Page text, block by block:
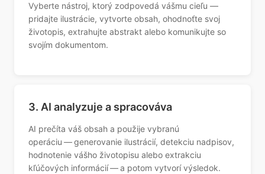
Vyberte nástroj, ktorý zodpovedá vášmu cieľu —
pridajte ilustrácie, vytvorte obsah, ohodnoťte svoj
životopis, extrahujte abstrakt alebo komunikujte so
svojím dokumentom.
3. AI analyzuje a spracováva
AI prečíta váš obsah a použije vybranú
operáciu — generovanie ilustrácií, detekciu nadpisov,
hodnotenie vášho životopisu alebo extrakciu
kľúčových informácií — a potom vytvorí výsledok.